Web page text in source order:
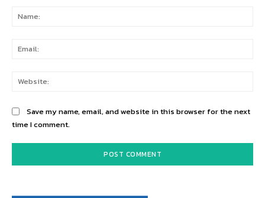
Save my name, email, and website in this browser for the next
time I comment.